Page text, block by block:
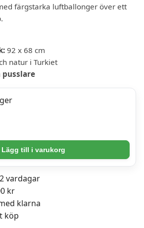
färgstarka luftballonger över ett
92 x 68 cm
natur i Turkiet
pusslare
Lägg till i varukorg
vardagar
kr
klarna
köp